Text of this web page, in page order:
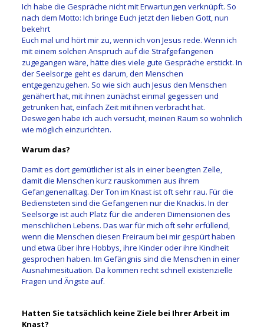
Ich habe die Gespräche nicht mit Erwartungen verknüpft. So
nach dem Motto: Ich bringe Euch jetzt den lieben Gott, nun
bekehrt
Euch mal und hört mir zu, wenn ich von Jesus rede. Wenn ich
mit einem solchen Anspruch auf die Strafgefangenen
zugegangen wäre, hätte dies viele gute Gespräche erstickt. In
der Seelsorge geht es darum, den Menschen
entgegenzugehen. So wie sich auch Jesus den Menschen
genähert hat, mit ihnen zunächst einmal gegessen und
getrunken hat, einfach Zeit mit ihnen verbracht hat.
Deswegen habe ich auch versucht, meinen Raum so wohnlich
wie möglich einzurichten.
Warum das?
Damit es dort gemütlicher ist als in einer beengten Zelle,
damit die Menschen kurz rauskommen aus ihrem
Gefangenenalltag. Der Ton im Knast ist oft sehr rau. Für die
Bediensteten sind die Gefangenen nur die Knackis. In der
Seelsorge ist auch Platz für die anderen Dimensionen des
menschlichen Lebens. Das war für mich oft sehr erfüllend,
wenn die Menschen diesen Freiraum bei mir gespürt haben
und etwa über ihre Hobbys, ihre Kinder oder ihre Kindheit
gesprochen haben. Im Gefängnis sind die Menschen in einer
Ausnahmesituation. Da kommen recht schnell existenzielle
Fragen und Ängste auf.
Hatten Sie tatsächlich keine Ziele bei Ihrer Arbeit im
Knast?